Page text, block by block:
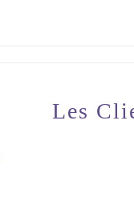
Les